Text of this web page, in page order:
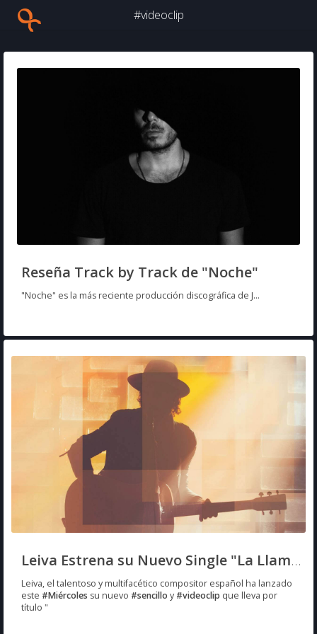
#videoclip
Reseña Track by Track de "Noche"
"Noche" es la más reciente producción discográfica de J...
Leiva Estrena su Nuevo Single "La Llamada"
Leiva, el talentoso y multifacético compositor español ha lanzado
este #Miércoles su nuevo #sencillo y #videoclip que lleva por
título "